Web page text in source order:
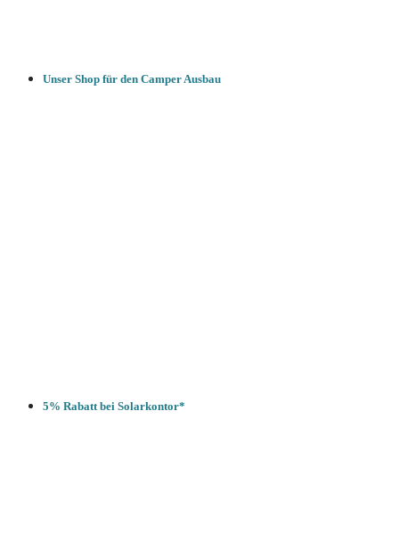
Unser Shop für den Camper Ausbau
5% Rabatt bei Solarkontor*